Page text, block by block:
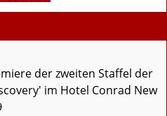
der zweiten Staffel der
im Hotel Conrad New